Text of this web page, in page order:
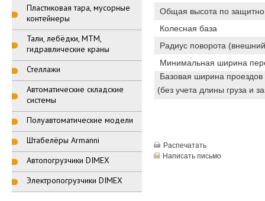
Пластиковая тара, мусорные
контейнеры
Тали, лебёдки, МТМ,
гидравлические краны
Стеллажи
Автоматические складские
системы
Полуавтоматические модели
Штабелёры Armanni
Автопогрузчики DIMEX
Электропогрузчики DIMEX
Общая высота по
Колесная база
Радиус поворота
Минимальная ширина
Базовая ширина
(без учета длины груза и
Распечатать
Написать письмо